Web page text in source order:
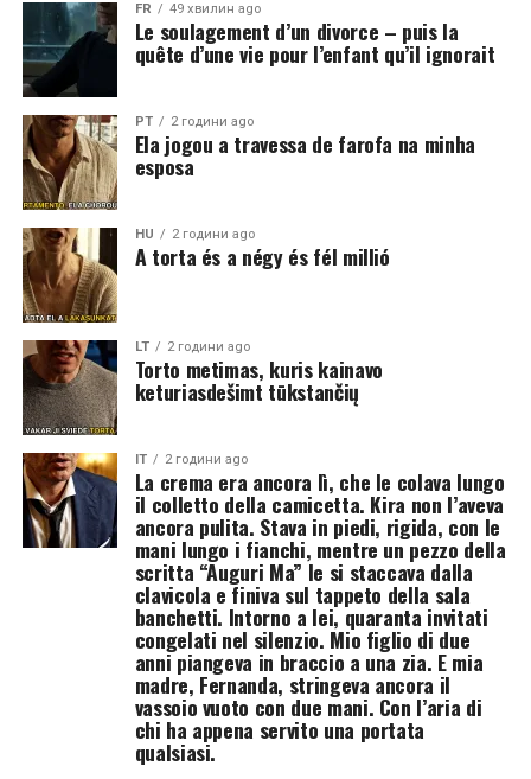
FR 49 хвилин ago
Le soulagement d’un divorce – puis la
quête d’une vie pour l’enfant qu’il ignorait
PT 2 години ago
Ela jogou a travessa de farofa na minha
esposa
HU 2 години ago
A torta és a négy és fél millió
LT 2 години ago
Torto metimas, kuris kainavo
keturiasdešimt tūkstančių
IT 2 години ago
La crema era ancora lì, che le colava lungo
il colletto della camicetta. Kira non l’aveva
ancora pulita. Stava in piedi, rigida, con le
mani lungo i fianchi, mentre un pezzo della
scritta “Auguri Ma” le si staccava dalla
clavicola e finiva sul tappeto della sala
banchetti. Intorno a lei, quaranta invitati
congelati nel silenzio. Mio figlio di due
anni piangeva in braccio a una zia. E mia
madre, Fernanda, stringeva ancora il
vassoio vuoto con due mani. Con l’aria di
chi ha appena servito una portata
qualsiasi.